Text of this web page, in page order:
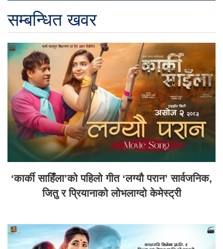
सम्बन्धित खवर
‘कार्की साहिँला’को पहिलो गीत ‘लग्यौ परान’ सार्वजनिक,
जितु र प्रियानाको लोभलाग्दो केमेस्ट्री